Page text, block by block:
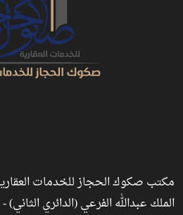
مكتب صكوك الحجاز للخدمات
الملك عبدالله الفرعي (الدائري